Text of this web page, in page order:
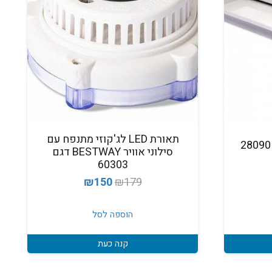
מפל LED צבעוני לבריכה 28090 תאורת LED לג'קוזי מתנפח עם
סילוני אוויר BESTWAY דגם
60303
₪179
המחיר
היה:
₪179.
₪150
₪150.
הוספה לסל
קנה כעת